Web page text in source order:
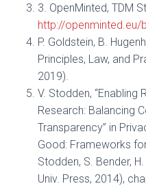
3. OpenMinted, TDM
http://openminted.eu/
P. Goldstein, B.
Principles, Law, and
2019).
V. Stodden, “Enabling
Research: Balancing
Transparency” in
Good: Frameworks
Stodden, S. Bender,
Univ. Press, 2014),